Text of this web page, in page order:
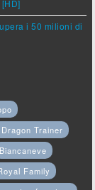
i 50 milioni di
Trainer
Biancaneve
Family